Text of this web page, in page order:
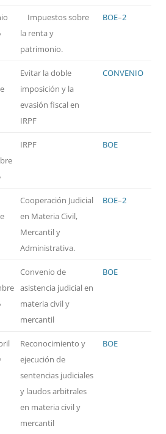
Impuestos sobre
la renta y
patrimonio.
BOE–2
Evitar la doble
imposición y la
evasión fiscal en
IRPF
CONVENIO
IRPF BOE
Cooperación Judicial
en Materia Civil,
Mercantil y
Administrativa.
BOE–2
Convenio de
asistencia judicial en
materia civil y
mercantil
BOE
Reconocimiento y
ejecución de
sentencias judiciales
y laudos arbitrales
en materia civil y
mercantil
BOE